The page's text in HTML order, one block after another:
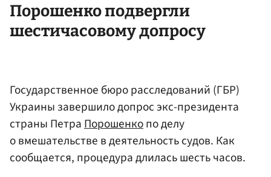
Порошенко подвергли
шестичасовому допросу
Государственное бюро расследований (ГБР)
Украины завершило допрос экс-президента
страны ПетраПорошенкопо делу
о вмешательстве в деятельность судов. Как
сообщается, процедура длилась шесть часов.